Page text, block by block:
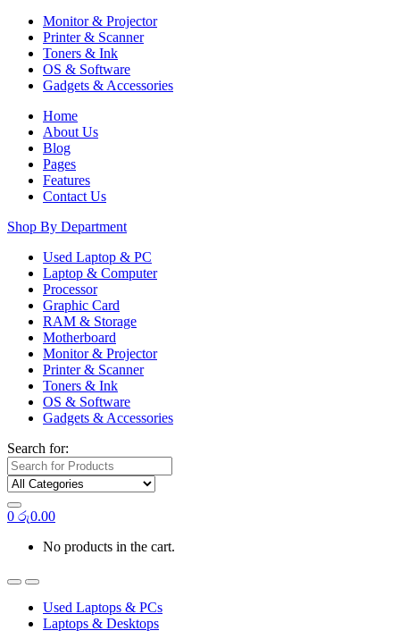
Monitor & Projector
Printer & Scanner
Toners & Ink
OS & Software
Gadgets & Accessories
Home
About Us
Blog
Pages
Features
Contact Us
Shop By Department
Used Laptop & PC
Laptop & Computer
Processor
Graphic Card
RAM & Storage
Motherboard
Monitor & Projector
Printer & Scanner
Toners & Ink
OS & Software
Gadgets & Accessories
Search for:
0 රු0.00
No products in the cart.
Used Laptops & PCs
Laptops & Desktops